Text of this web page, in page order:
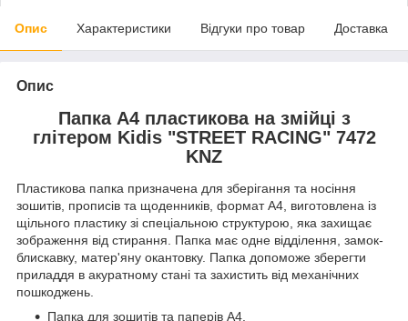
Опис Характеристики Відгуки про товар Доставка
Опис
Папка А4 пластикова на змійці з
глітером Kidis "STREET RACING" 7472
KNZ
Пластикова папка призначена для зберігання та носіння
зошитів, прописів та щоденників, формат А4, виготовлена із
щільного пластику зі спеціальною структурою, яка захищає
зображення від стирання. Папка має одне відділення, замок-
блискавку, матер'яну окантовку. Папка допоможе зберегти
приладдя в акуратному стані та захистить від механічних
пошкоджень.
Папка для зошитів та паперів А4.